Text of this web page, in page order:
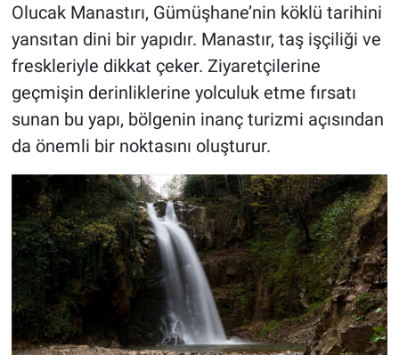
Olucak Manastırı, Gümüşhane’nin köklü tarihini
yansıtan dini bir yapıdır. Manastır, taş işçiliği ve
freskleriyle dikkat çeker. Ziyaretçilerine
geçmişin derinliklerine yolculuk etme fırsatı
sunan bu yapı, bölgenin inanç turizmi açısından
da önemli bir noktasını oluşturur.